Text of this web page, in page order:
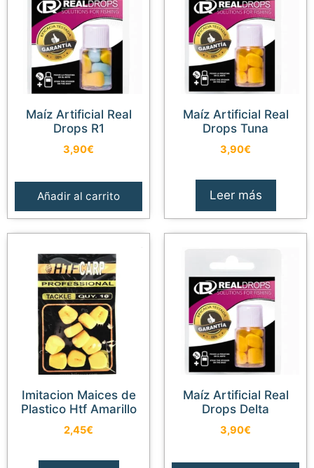
Maíz Artificial Real
Drops R1
3,90€
Añadir al carrito
Maíz Artificial Real
Drops Tuna
3,90€
Leer más
Imitacion Maices de
Plastico Htf Amarillo
2,45€
Maíz Artificial Real
Drops Delta
3,90€